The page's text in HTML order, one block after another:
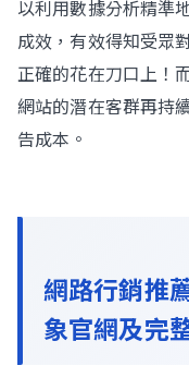
以利用數據分析精準
成效，有效得知受眾
正確的花在刀口上！
網站的潛在客群再持
告成本。
網路行銷推
象官網及完